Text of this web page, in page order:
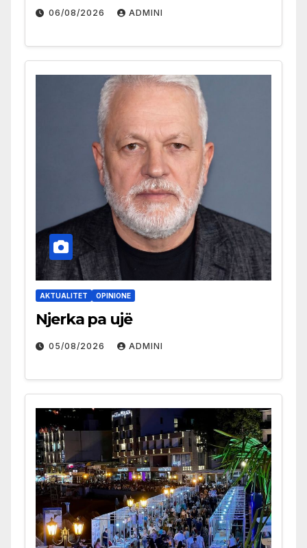
06/08/2026 ADMINI
AKTUALITET OPINIONE
Njerka pa ujë
05/08/2026 ADMINI